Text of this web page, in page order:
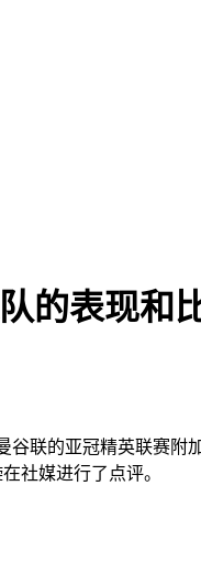
的表现和
谷联的亚冠精英联赛
社媒进行了点评。